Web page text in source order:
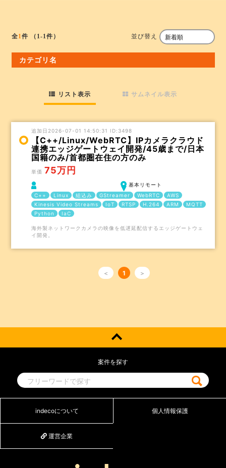
全1件 （1-1件） 並び替え
カテゴリ名
リスト表示 サムネイル表示
追加日2026-07-01 14:50:31 ID:3498
【C++/Linux/WebRTC】IPカメラクラウド
連携エッジゲートウェイ開発/45歳まで/日本
国籍のみ/首都圏在住の方のみ
単価 75万円
基本リモート
C++
Linux 組込み GStreamer WebRTC
AWS
Kinesis Video Streams
IoT RTSP H.264 ARM
MQTT
Python
IaC
海外製ネットワークカメラの映像を低遅延配信するエッジゲートウェ
イ開発。
＜ 1 ＞
案件を探す
indecoについて 個人情報保護
運営企業